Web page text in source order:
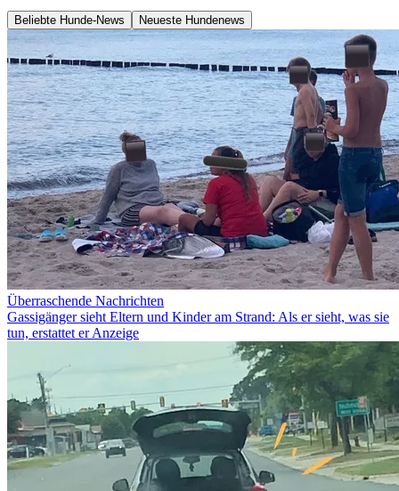
Beliebte Hunde-News Neueste Hundenews
Überraschende Nachrichten
Gassigänger sieht Eltern und Kinder am Strand: Als er sieht, was sie
tun, erstattet er Anzeige